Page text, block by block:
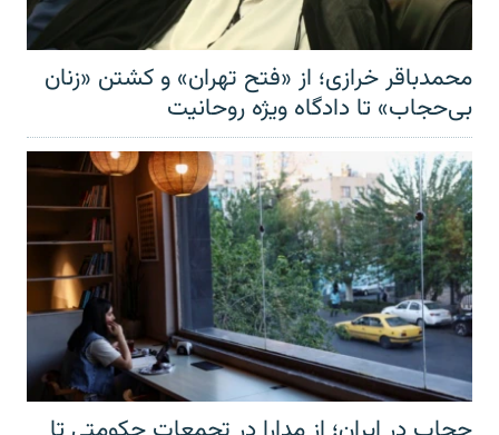
محمدباقر خرازی؛ از «فتح تهران» و کشتن «زنان
بی‌حجاب» تا دادگاه ویژه روحانیت